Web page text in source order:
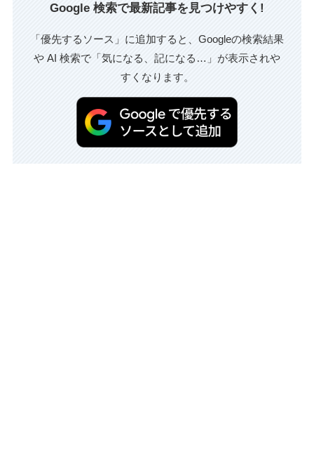
Google 検索で最新記事を見つけやすく!
「優先するソース」に追加すると、Googleの検索結果
や AI 検索で「気になる、記になる…」が表示されや
すくなります。